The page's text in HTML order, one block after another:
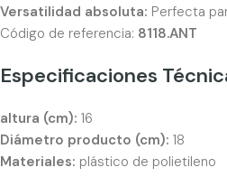
Versatilidad absoluta: Perfecta
Código de referencia: 8118.ANT
Especificaciones
altura (cm): 16
Diámetro producto (cm): 18
Materiales: plástico de polietileno